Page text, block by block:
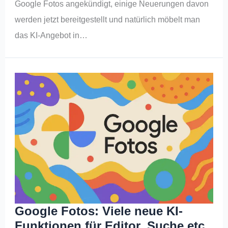
Google Fotos angekündigt, einige Neuerungen davon
werden jetzt bereitgestellt und natürlich möbelt man
das KI-Angebot in…
Google Fotos: Viele neue KI-